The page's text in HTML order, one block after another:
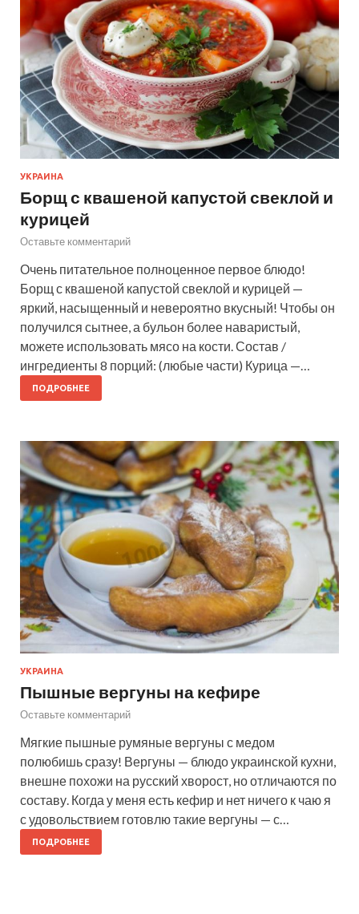
УКРАИНА
Борщ с квашеной капустой свеклой и
курицей
Оставьте комментарий
Очень питательное полноценное первое блюдо!
Борщ с квашеной капустой свеклой и курицей —
яркий, насыщенный и невероятно вкусный! Чтобы он
получился сытнее, а бульон более наваристый,
можете использовать мясо на кости. Состав /
ингредиенты 8 порций: (любые части) Курица —…
ПОДРОБНЕЕ
УКРАИНА
Пышные вергуны на кефире
Оставьте комментарий
Мягкие пышные румяные вергуны с медом
полюбишь сразу! Вергуны — блюдо украинской кухни,
внешне похожи на русский хворост, но отличаются по
составу. Когда у меня есть кефир и нет ничего к чаю я
с удовольствием готовлю такие вергуны — с…
ПОДРОБНЕЕ